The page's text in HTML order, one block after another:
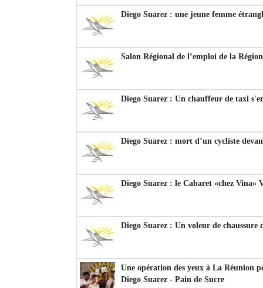
Diego Suarez : une jeune femme
Salon Régional de l’emploi de la
Diego Suarez : Un chauffeur de taxi
Diego Suarez : mort d’un cycliste
Diego Suarez : le Cabaret «chez Vina»
Diego Suarez : Un voleur de chaussure
Une opération des yeux à La Réunion
Diego Suarez - Pain de Sucre